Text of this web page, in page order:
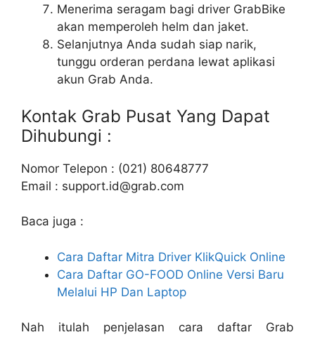
Menerima seragam bagi driver GrabBike
akan memperoleh helm dan jaket.
Selanjutnya Anda sudah siap narik,
tunggu orderan perdana lewat aplikasi
akun Grab Anda.
Kontak Grab Pusat Yang Dapat
Dihubungi :
Nomor Telepon : (021) 80648777
Email : support.id@grab.com
Baca juga :
Cara Daftar Mitra Driver KlikQuick Online
Cara Daftar GO-FOOD Online Versi Baru
Melalui HP Dan Laptop
Nah itulah penjelasan cara daftar Grab